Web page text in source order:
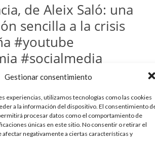
Gestionar consentimiento
experiencias, utilizamos tecnologías como las cookies
a la información del dispositivo. El consentimiento
procesar datos como el comportamiento de
únicas en este sitio. No consentir o retirar el
negativamente a ciertas características y
de Aleix Saló: una
sencilla a la crisis
#youtube
#socialmedia
(el video en el que nos
España entró en la burbuja
Saló vuelve a la carga con
nuevo video en el que va mas
una visión más amplia sobre el